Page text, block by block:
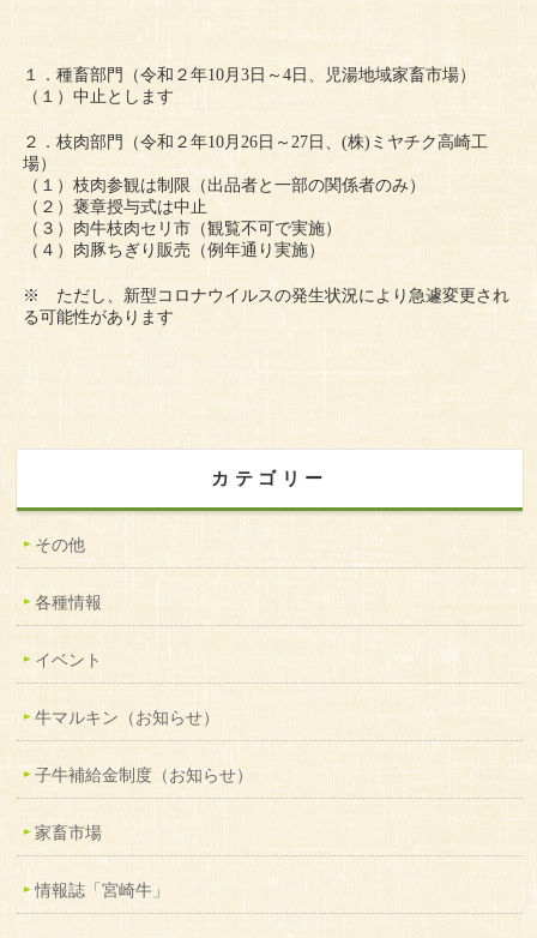
１．種畜部門（令和２年10月3日～4日、児湯地域家畜市場）
（１）中止とします
２．枝肉部門（令和２年10月26日～27日、(株)ミヤチク高崎工
場）
（１）枝肉参観は制限（出品者と一部の関係者のみ）
（２）褒章授与式は中止
（３）肉牛枝肉セリ市（観覧不可で実施）
（４）肉豚ちぎり販売（例年通り実施）
※ ただし、新型コロナウイルスの発生状況により急遽変更され
る可能性があります
カテゴリー
その他
各種情報
イベント
牛マルキン（お知らせ）
子牛補給金制度（お知らせ）
家畜市場
情報誌「宮崎牛」